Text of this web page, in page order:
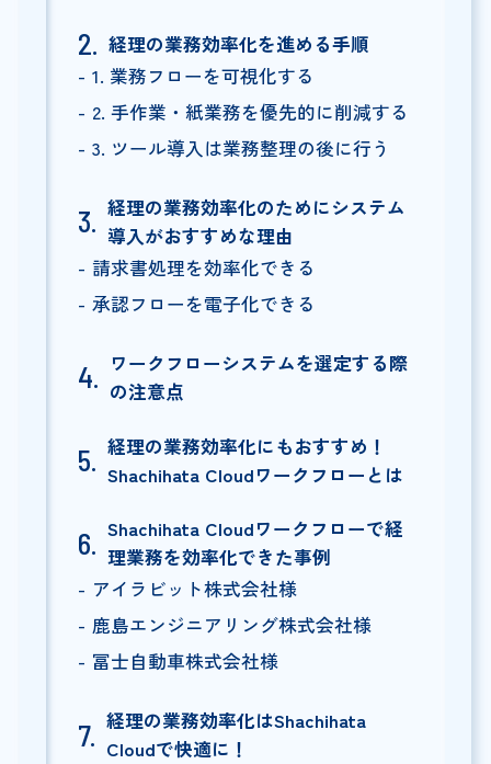
経理の業務効率化を進める手順
1. 業務フローを可視化する
2. 手作業・紙業務を優先的に削減する
3. ツール導入は業務整理の後に行う
経理の業務効率化のためにシステム
導入がおすすめな理由
請求書処理を効率化できる
承認フローを電子化できる
ワークフローシステムを選定する際
の注意点
経理の業務効率化にもおすすめ！
Shachihata Cloudワークフローとは
Shachihata Cloudワークフローで経
理業務を効率化できた事例
アイラビット株式会社様
鹿島エンジニアリング株式会社様
冨士自動車株式会社様
経理の業務効率化はShachihata
Cloudで快適に！